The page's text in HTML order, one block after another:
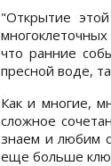
"Открытие
что ранние
пресной воде,
Как и многие,
сложное
знаем и любим
еще больше